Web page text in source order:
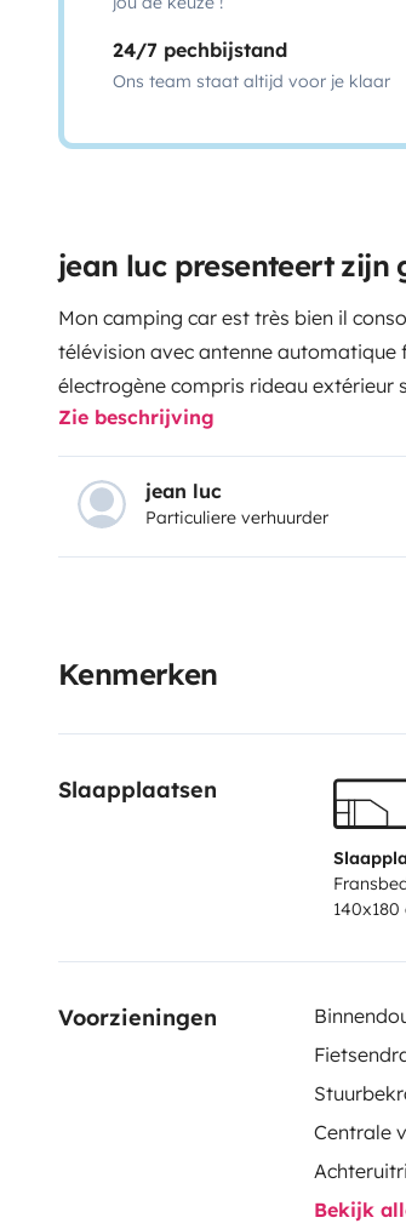
24/7 pechbijstand
Ons team staat altijd voor je klaar
jean luc presenteert
Mon camping car est très bien il
télévision avec antenne
électrogène compris rideau extérieur
possibilité d'aller à l'étranger sièges
caméra recul neuve véhicule en bon
Zie beschrijving
jean luc
Particuliere verhuurder
Kenmerken
Slaapplaatsen
140x180
Voorzieningen
Centrale
Bekijk